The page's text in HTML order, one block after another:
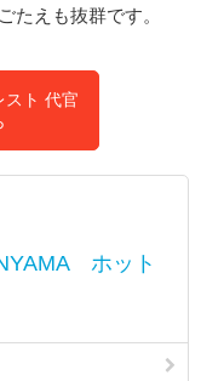
たえも抜群です。
スト 代官
ホット